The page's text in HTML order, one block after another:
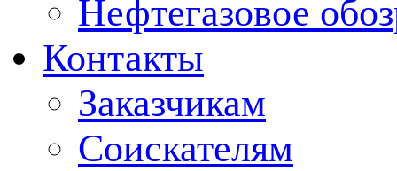
Нефтегазовое
Контакты
Заказчикам
Соискателям